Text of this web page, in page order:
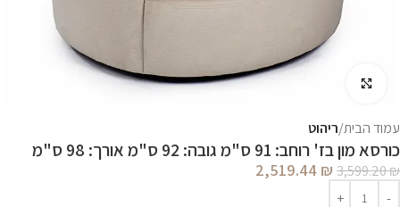
עמוד הבית ריהוט
כורסא מון בז' רוחב: 91 ס"מ גובה: 92 ס"מ אורך: 98 ס"מ
3,599.20₪
2,519.44 ₪